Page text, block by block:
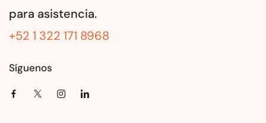
para asistencia.
+52 1 322 171 8968
Síguenos